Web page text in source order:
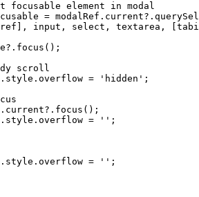
focusable element in modal
= modalRef.current?.
input, select, textarea,
focus ();
scroll
= 'hidden' ;
focus ();
= '' ;
= '' ;